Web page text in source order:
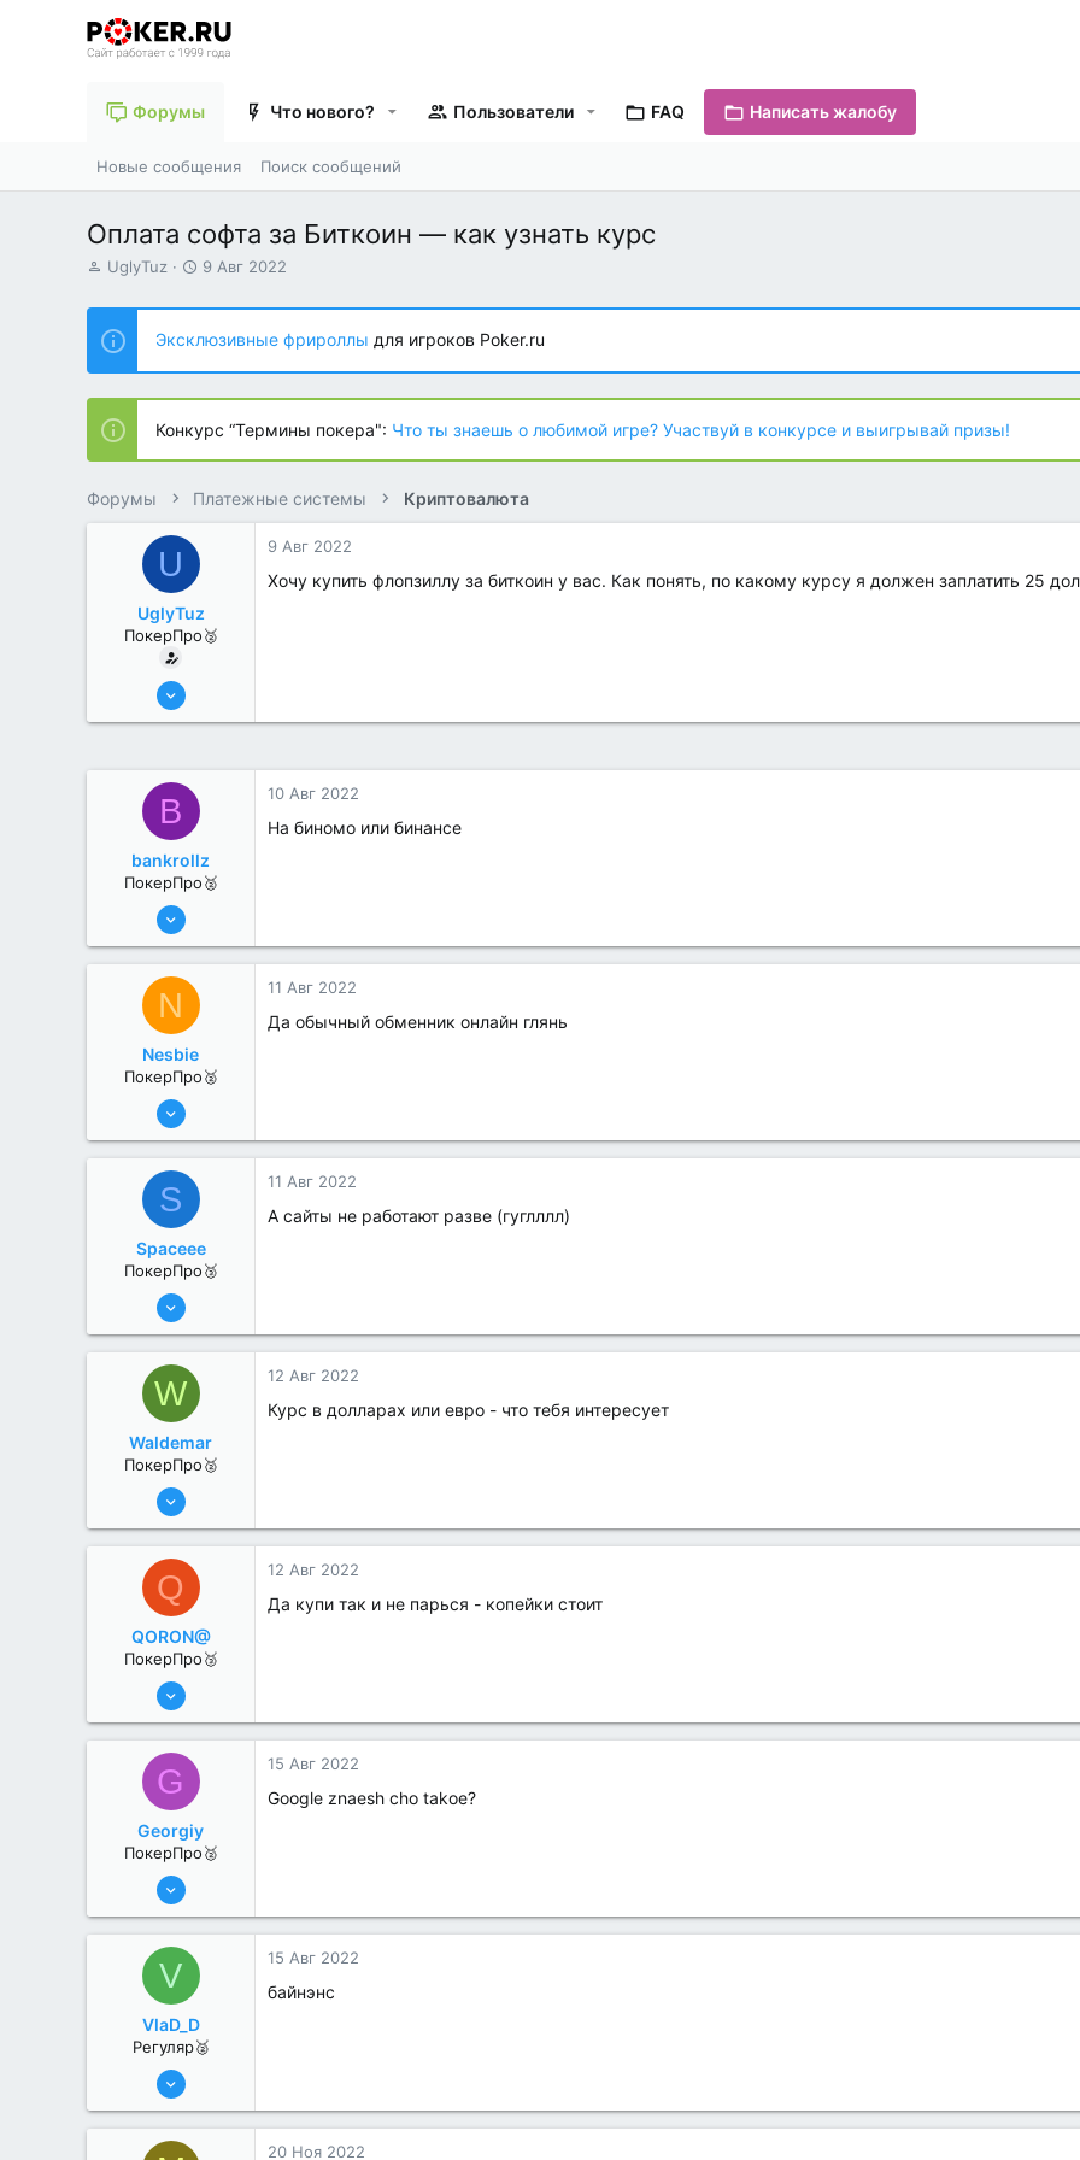
Форумы Что нового? Пользователи FAQ Написать жалобу
Новые сообщения Поиск сообщений
Оплата софта за Биткоин — как узнать курс
А
т
о
р
т
е
м
ы
UglyTuz
Д
т
н
а
ч
л
а
9 Авг 2022
Эксклюзивные фрироллы для игроков Poker.ru
Конкурс “Термины покера": Что ты знаешь о любимой игре? Участвуй в конкурсе и выигрывай призы!
Форумы Платежные системы Криптовалюта
U
UglyTuz
ПокерПро🥈
13 Июн 2022
9 Авг 2022
Хочу купить флопзиллу за биткоин у вас. Как понять, по какому курсу я должен заплатить 25
B
bankrollz
ПокерПро🥈
8 Июн 2022
0
10 Авг 2022
На биномо или бинансе
N
Nesbie
ПокерПро🥈
13 Июн 2022
0
11 Авг 2022
Да обычный обменник онлайн глянь
S
Spaceee
ПокерПро🥉
11 Авг 2022
1
11 Авг 2022
А сайты не работают разве (гуглллл)
W
Waldemar
ПокерПро🥈
25 Июл 2022
1
12 Авг 2022
Курс в долларах или евро - что тебя интересует
Q
QORON@
ПокерПро🥉
25 Июл 2022
0
12 Авг 2022
Да купи так и не парься - копейки стоит
G
Georgiy
ПокерПро🥈
13 Июн 2022
1
15 Авг 2022
Google znaesh cho takoe?
V
VlaD_D
Регуляр🥈
19 Июл 2022
0
15 Авг 2022
байнэнс
20 Ноя 2022